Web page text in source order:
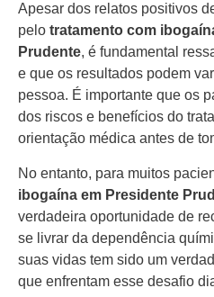
Apesar dos relatos positivos
pelo tratamento com
Prudente, é fundamental
e que os resultados podem
pessoa. É importante que os
dos riscos e benefícios do
orientação médica antes de
No entanto, para muitos
ibogaína em Presidente
verdadeira oportunidade de
se livrar da dependência
suas vidas tem sido um
que enfrentam esse desafio